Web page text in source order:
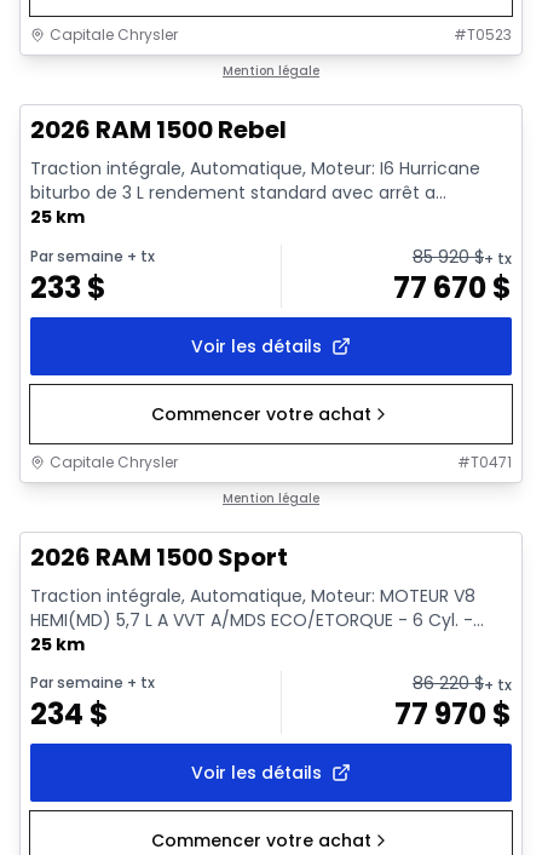
Capitale Chrysler #T0523
Mention légale
2026 RAM 1500 Rebel
Traction intégrale, Automatique, Moteur: I6 Hurricane
biturbo de 3 L rendement standard avec arrêt a...
25 km
Par semaine + tx
233$
85 920$+ tx
77 670$
Voir les détails
Commencer votre achat
Capitale Chrysler #T0471
Mention légale
2026 RAM 1500 Sport
Traction intégrale, Automatique, Moteur: MOTEUR V8
HEMI(MD) 5,7 L A VVT A/MDS ECO/ETORQUE - 6 Cyl. -...
25 km
Par semaine + tx
234 $
86 220$+ tx
77 970$
Voir les détails
Commencer votre achat